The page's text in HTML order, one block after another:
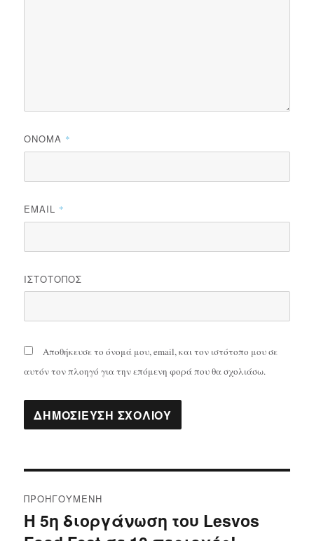
ΌΝΟΜΑ *
EMAIL *
ΙΣΤΌΤΟΠΟΣ
Αποθήκευσε το όνομά μου, email, και τον ιστότοπο μου σε
αυτόν τον πλοηγό για την επόμενη φορά που θα σχολιάσω.
άρθρων
ΠΡΟΗΓΟΎΜΕΝΗ
Προηγούμενο
Η 5η διοργάνωση του Lesvos